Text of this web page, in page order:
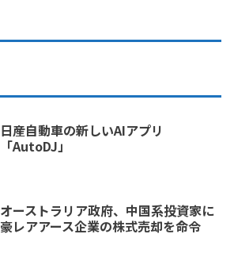
日産自動車の新しいAIアプリ
「AutoDJ」
オーストラリア政府、中国系投資家に
豪レアアース企業の株式売却を命令